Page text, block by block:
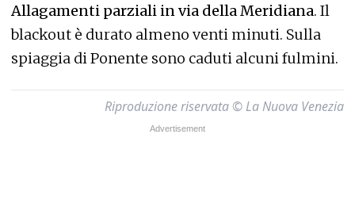
Allagamenti parziali in via della Meridiana. Il
blackout è durato almeno venti minuti. Sulla
spiaggia di Ponente sono caduti alcuni fulmini.
Riproduzione riservata © La Nuova Venezia